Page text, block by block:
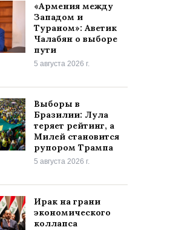
«Армения между
Западом и
Тураном»: Аветик
Чалабян о выборе
пути
5 августа 2026 г.
Выборы в
Бразилии: Лула
теряет рейтинг, а
Милей становится
рупором Трампа
5 августа 2026 г.
Ирак на грани
экономического
коллапса